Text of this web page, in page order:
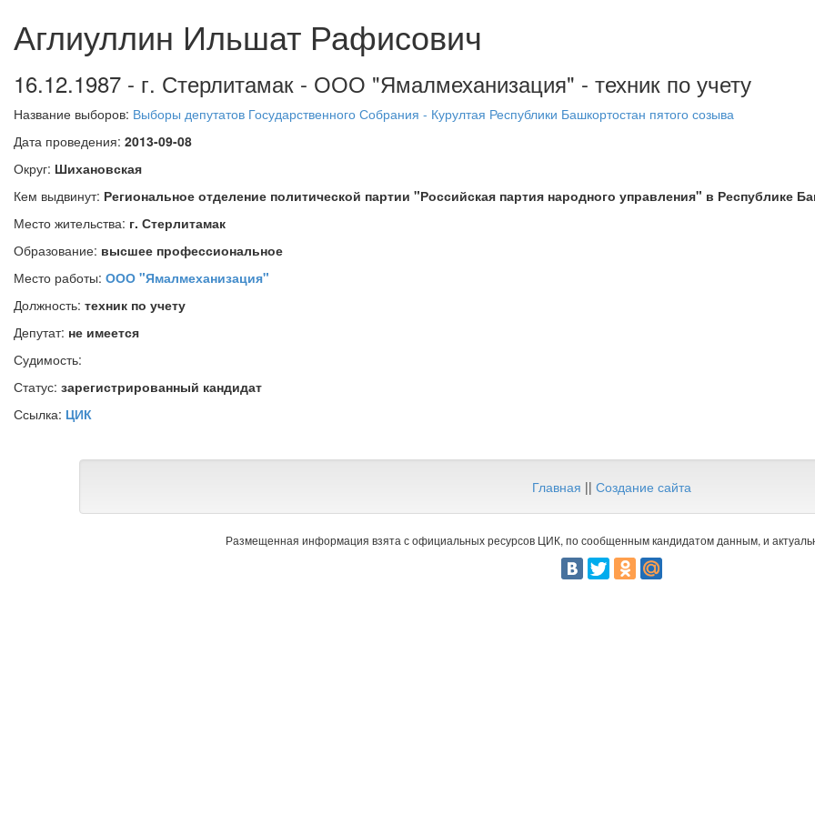
Аглиуллин Ильшат Рафисович
16.12.1987 - г. Стерлитамак - ООО "Ямалмеханизация" - техник по учету
Название выборов: Выборы депутатов Государственного Собрания - Курултая Республики Башкортостан пятого созыва
Дата проведения: 2013-09-08
Округ: Шихановская
Кем выдвинут: Региональное отделение политической партии "Российская партия народного управления" в Республике
Место жительства: г. Стерлитамак
Образование: высшее профессиональное
Место работы: ООО "Ямалмеханизация"
Должность: техник по учету
Депутат: не имеется
Судимость:
Статус: зарегистрированный кандидат
Ссылка: ЦИК
Главная || Создание сайта
Размещенная информация взята с официальных ресурсов ЦИК, по сообщенным кандидатом данным, и